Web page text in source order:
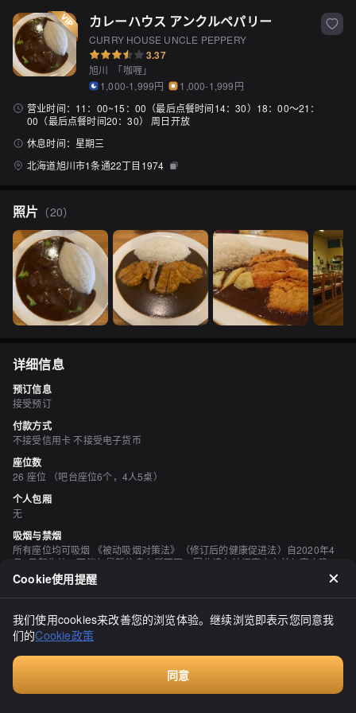
カレーハウス アンクルペパリー
CURRY HOUSE UNCLE PEPPERY
3.37
旭川 「咖喱」
1,000-1,999円
1,000-1,999円
营业时间： 11：00~15：00（最后点餐时间14：30）18：00〜21：
00（最后点餐时间20：30） 周日开放
休息时间： 星期三
北海道旭川市1条通22丁目1974
照片 （20）
详细信息
预订信息
接受预订
付款方式
不接受信用卡 不接受电子货币
座位数
26 座位 （吧台座位6个，4人5桌）
个人包厢
无
吸烟与禁烟
所有座位均可吸烟 《被动吸烟对策法》（修订后的健康促进法）自2020年4
月1日起生效，可能与最新信息有所不同，因此请在访问商店之前与商店确
认。
停车场
有 10 单位
空间与设备
评价（21）
Cookie使用提醒
我们使用cookies来改善您的浏览体验。继续浏览即表示您同意我
们的Cookie政策
同意